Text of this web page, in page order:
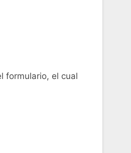
formulario, el cual